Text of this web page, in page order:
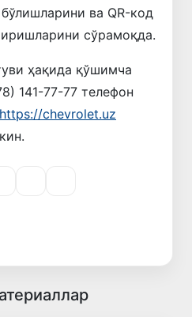
ва QR-код
сўрамоқда.
ҳақида қўшимча
141-77-77 телефон
https://chevrolet.uz